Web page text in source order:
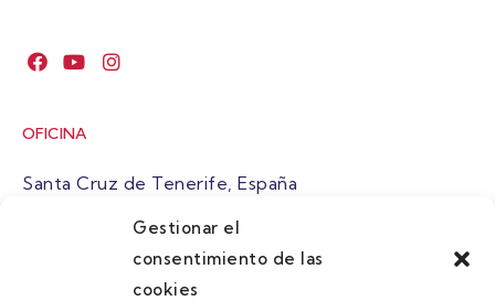
Gestionar el
consentimiento de las
cookies
OFICINA
Santa Cruz de Tenerife, España
atuaire@grupoatuaire.com
+34 638765829